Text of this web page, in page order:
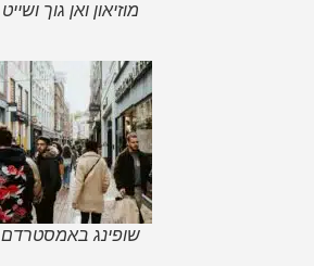
מוזיאון ואן גוך ושייט
שופינג באמסטרדם